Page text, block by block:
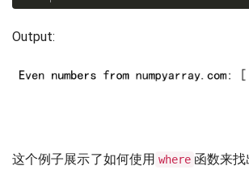
Output:
这个例子展示了如何使用 where 函数来找